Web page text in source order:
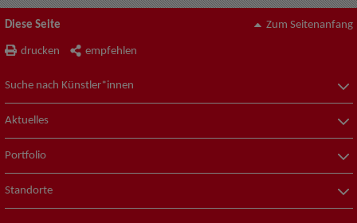
Diese Seite
drucken empfehlen
Zum Seitenanfang
Suche nach Künstler*innen
Aktuelles
Portfolio
Standorte